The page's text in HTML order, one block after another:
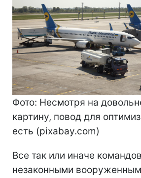
Фото: Несмотря на
картину, повод для
есть (pixabay.com)
Все так или иначе
незаконными